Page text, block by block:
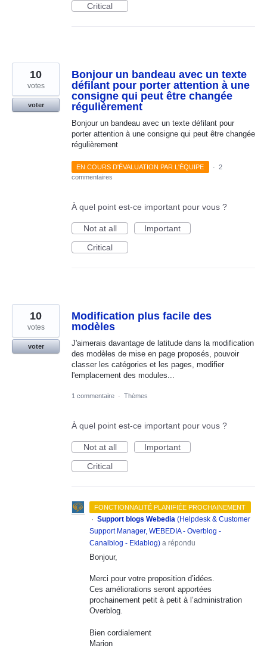
Critical
Bonjour un bandeau avec un texte
défilant pour porter attention à une
consigne qui peut être changée
régulièrement
Bonjour un bandeau avec un texte défilant pour
porter attention à une consigne qui peut être changée
régulièrement
10
votes
voter
EN COURS D'ÉVALUATION PAR L'ÉQUIPE · 2
commentaires
À quel point est-ce important pour vous ?
Not at all
Important
Critical
Modification plus facile des
modèles
J'aimerais davantage de latitude dans la modification
des modèles de mise en page proposés, pouvoir
classer les catégories et les pages, modifier
l'emplacement des modules...
10
votes
voter
1 commentaire · Thèmes
À quel point est-ce important pour vous ?
Not at all
Important
Critical
FONCTIONNALITÉ PLANIFIÉE PROCHAINEMENT
· Support blogs Webedia (Helpdesk & Customer
Support Manager, WEBEDIA - Overblog -
Canalblog - Eklablog) a répondu
Bonjour,
Merci pour votre proposition d’idées.
Ces améliorations seront apportées
prochainement petit à petit à l’administration
Overblog.
Bien cordialement
Marion